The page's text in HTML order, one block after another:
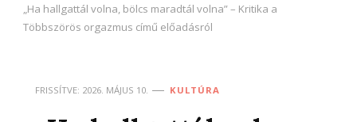
„Ha hallgattál volna, bölcs maradtál volna” – Kritika a
Többszörös orgazmus című előadásról
FRISSÍTVE: 2026. MÁJUS 10. KULTÚRA